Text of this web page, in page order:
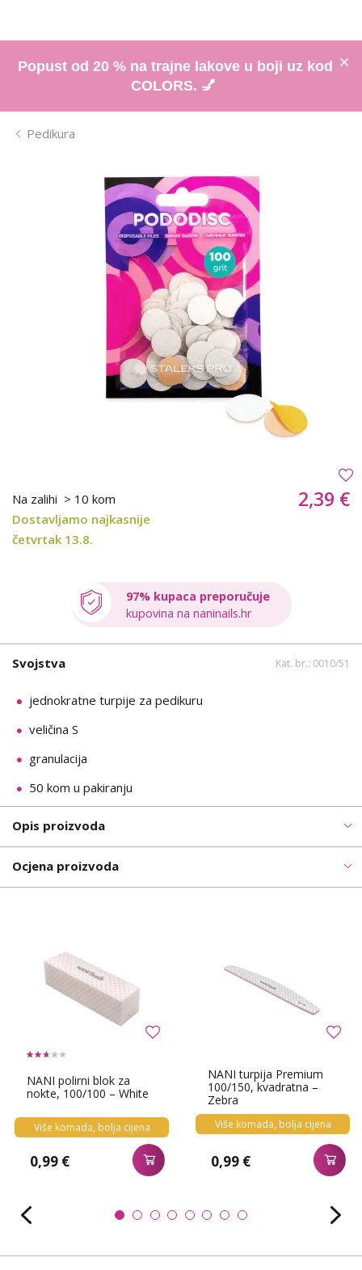
Popust od 20 % na trajne lakove u boji uz kod
COLORS. 💅
Pedikura
Na zalihi > 10 kom
Dostavljamo najkasnije
četvrtak 13.8.
2,39 €
97% kupaca preporučuje
kupovina na naninails.hr
Svojstva Kat. br.: 0010/51
jednokratne turpije za pedikuru
veličina S
granulacija
50 kom u pakiranju
Opis proizvoda
Ocjena proizvoda
NANI polirni blok za
nokte, 100/100 – White
Više komada, bolja cijena
0,99 €
NANI turpija Premium
100/150, kvadratna –
Zebra
Više komada, bolja cijena
0,99 €